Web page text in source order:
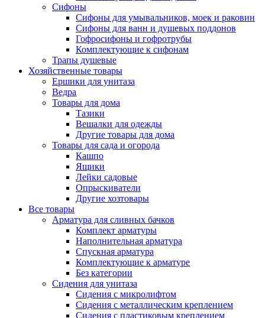
Сифоны
Сифоны для умывальников, моек и раковин
Сифоны для ванн и душевых поддонов
Гофросифоны и гофротрубы
Комплектующие к сифонам
Трапы душевые
Хозяйственные товары
Ершики для унитаза
Ведра
Товары для дома
Тазики
Вешалки для одежды
Другие товары для дома
Товары для сада и огорода
Кашпо
Ящики
Лейки садовые
Опрыскиватели
Другие хозтовары
Все товары
Арматура для сливных бачков
Комплект арматуры
Наполнительная арматура
Спускная арматура
Комплектующие к арматуре
Без категории
Сидения для унитаза
Сидения с микролифтом
Сидения с металлическим креплением
Сидения с пластиковым креплением